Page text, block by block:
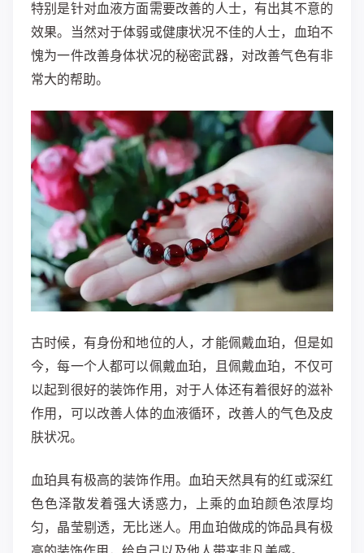
特别是针对血液方面需要改善的人士，有出其不意的
效果。当然对于体弱或健康状况不佳的人士，血珀不
愧为一件改善身体状况的秘密武器，对改善气色有非
常大的帮助。
古时候，有身份和地位的人，才能佩戴血珀，但是如
今，每一个人都可以佩戴血珀，且佩戴血珀，不仅可
以起到很好的装饰作用，对于人体还有着很好的滋补
作用，可以改善人体的血液循环，改善人的气色及皮
肤状况。
血珀具有极高的装饰作用。血珀天然具有的红或深红
色色泽散发着强大诱惑力，上乘的血珀颜色浓厚均
匀，晶莹剔透，无比迷人。用血珀做成的饰品具有极